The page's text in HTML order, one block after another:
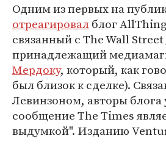
Одним из первых на
отреагировалблог
связанный с The Wall
принадлежащий
Мердоку, который, как
был близок к сделке).
Левинзоном, авторы
сообщение The Times
выдумкой". Изданию